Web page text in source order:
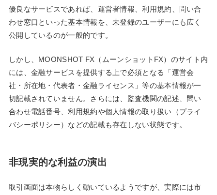
優良なサービスであれば、運営者情報、利用規約、問い合
わせ窓口といった基本情報を、未登録のユーザーにも広く
公開しているのが一般的です。
しかし、MOONSHOT FX（ムーンショットFX）のサイト内
には、金融サービスを提供する上で必須となる「運営会
社・所在地・代表者・金融ライセンス」等の基本情報が一
切記載されていません。さらには、監査機関の記述、問い
合わせ電話番号、利用規約や個人情報の取り扱い（プライ
バシーポリシー）などの記載も存在しない状態です。
非現実的な利益の演出
取引画面は本物らしく動いているようですが、実際には市